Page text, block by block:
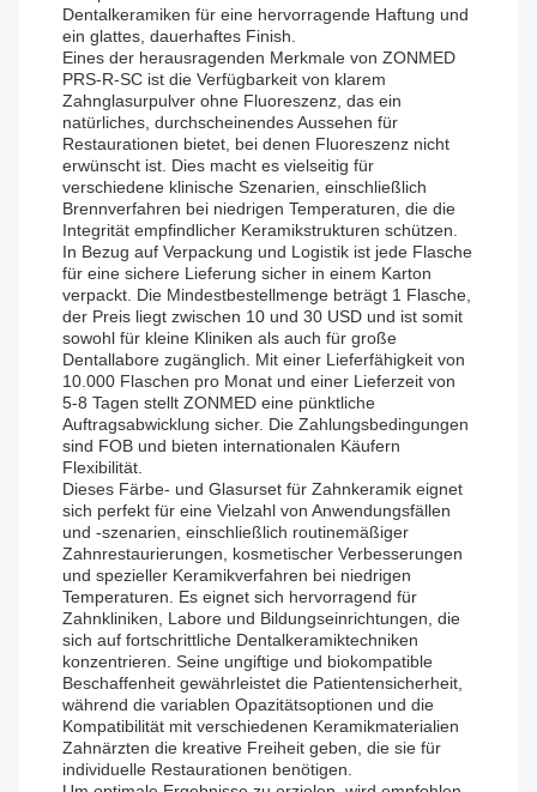
Dentalkeramiken für eine hervorragende Haftung und
ein glattes, dauerhaftes Finish.
Eines der herausragenden Merkmale von ZONMED
PRS-R-SC ist die Verfügbarkeit von klarem
Zahnglasurpulver ohne Fluoreszenz, das ein
natürliches, durchscheinendes Aussehen für
Restaurationen bietet, bei denen Fluoreszenz nicht
erwünscht ist. Dies macht es vielseitig für
verschiedene klinische Szenarien, einschließlich
Brennverfahren bei niedrigen Temperaturen, die die
Integrität empfindlicher Keramikstrukturen schützen.
In Bezug auf Verpackung und Logistik ist jede Flasche
für eine sichere Lieferung sicher in einem Karton
verpackt. Die Mindestbestellmenge beträgt 1 Flasche,
der Preis liegt zwischen 10 und 30 USD und ist somit
sowohl für kleine Kliniken als auch für große
Dentallabore zugänglich. Mit einer Lieferfähigkeit von
10.000 Flaschen pro Monat und einer Lieferzeit von
5-8 Tagen stellt ZONMED eine pünktliche
Auftragsabwicklung sicher. Die Zahlungsbedingungen
sind FOB und bieten internationalen Käufern
Flexibilität.
Dieses Färbe- und Glasurset für Zahnkeramik eignet
sich perfekt für eine Vielzahl von Anwendungsfällen
und -szenarien, einschließlich routinemäßiger
Zahnrestaurierungen, kosmetischer Verbesserungen
und spezieller Keramikverfahren bei niedrigen
Temperaturen. Es eignet sich hervorragend für
Zahnkliniken, Labore und Bildungseinrichtungen, die
sich auf fortschrittliche Dentalkeramiktechniken
konzentrieren. Seine ungiftige und biokompatible
Beschaffenheit gewährleistet die Patientensicherheit,
während die variablen Opazitätsoptionen und die
Kompatibilität mit verschiedenen Keramikmaterialien
Zahnärzten die kreative Freiheit geben, die sie für
individuelle Restaurationen benötigen.